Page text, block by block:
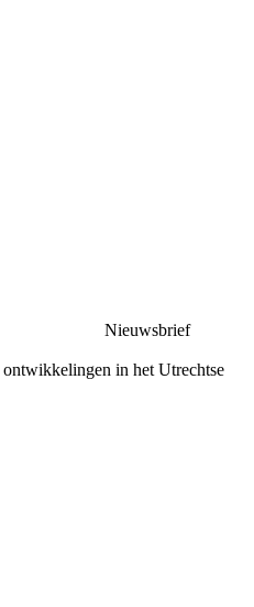
Nieuwsbrief
in het Utrechtse